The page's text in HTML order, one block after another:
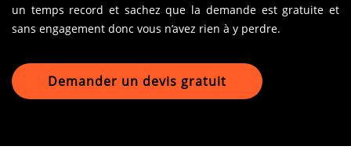
un temps record et sachez que la demande est gratuite et
sans engagement donc vous n’avez rien à y perdre.
Demander un devis gratuit